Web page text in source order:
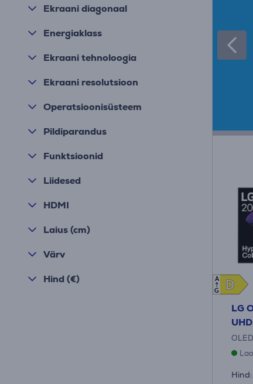
Ekraani diagonaal
Energiaklass
Ekraani tehnoloogia
Ekraani resolutsioon
Operatsioonisüsteem
Pildiparandus
Funktsioonid
Liidesed
HDMI
Laius (cm)
Värv
Hind (€)
D
D
A
G
LG
Hind: